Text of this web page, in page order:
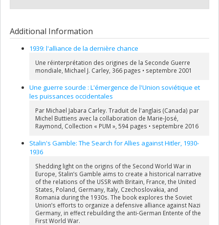
Additional Information
1939: l'alliance de la dernière chance
Une réinterprétation des origines de la Seconde Guerre
mondiale, Michael J. Carley, 366 pages • septembre 2001
Une guerre sourde : L'émergence de l'Union soviétique et
les puissances occidentales
Par Michael Jabara Carley. Traduit de l'anglais (Canada) par
Michel Buttiens avec la collaboration de Marie-José,
Raymond, Collection « PUM », 594 pages • septembre 2016
Stalin's Gamble: The Search for Allies against Hitler, 1930-
1936
Shedding light on the origins of the Second World War in
Europe, Stalin’s Gamble aims to create a historical narrative
of the relations of the USSR with Britain, France, the United
States, Poland, Germany, Italy, Czechoslovakia, and
Romania during the 1930s. The book explores the Soviet
Union’s efforts to organize a defensive alliance against Nazi
Germany, in effect rebuilding the anti-German Entente of the
First World War.